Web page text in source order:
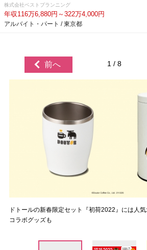
株式会社ベストプランニング
年収116万6,880円～322万4,000円
アルバイト・パート / 東京都
前へ 1 / 8
ドトールの新春限定セット『初荷2022』には人
コラボグッズも